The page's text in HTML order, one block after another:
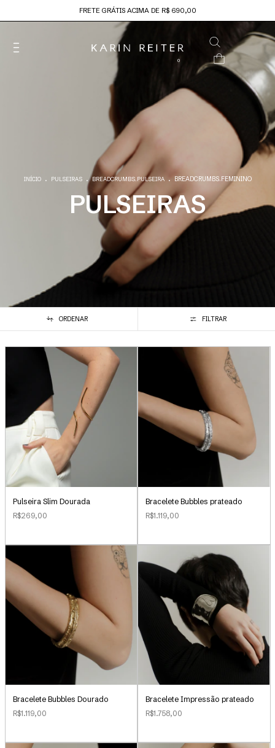
FRETE GRÁTIS ACIMA DE R$ 690,00
0
INÍCIO . PULSEIRAS . BREADCRUMBS.PULSEIRA . BREADCRUMBS.FEMININO
PULSEIRAS
ORDENAR FILTRAR
Pulseira Slim Dourada
R$269,00
Bracelete Bubbles prateado
R$1.119,00
Bracelete Bubbles Dourado
R$1.119,00
Bracelete Impressão prateado
R$1.758,00